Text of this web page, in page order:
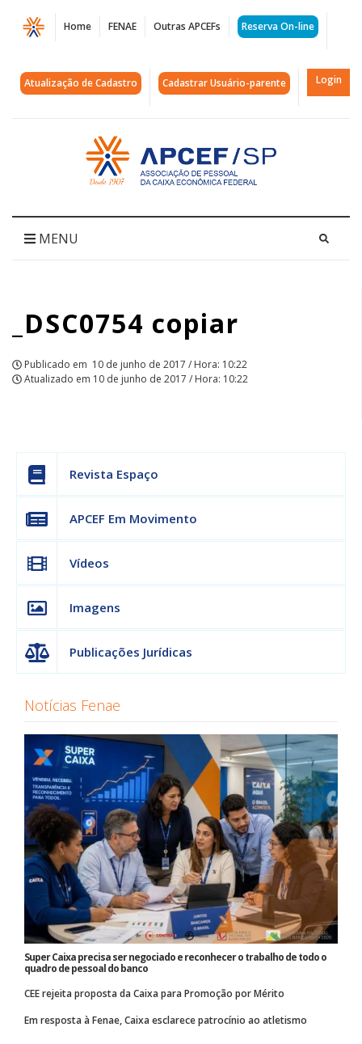
Página
_DSC0754
copiar
APCEF/SP
Home FENAE Outras APCEFs Reserva On-line
Atualização de Cadastro Cadastrar Usuário-parente Login
Acessar
página
inicial
MENU
_DSC0754 copiar
Publicado em 10 de junho de 2017 / Hora: 10:22
Atualizado em 10 de junho de 2017 / Hora: 10:22
Revista Espaço
APCEF Em Movimento
Vídeos
Imagens
Publicações Jurídicas
Notícias Fenae
Super Caixa precisa ser negociado e reconhecer o trabalho de todo o
quadro de pessoal do banco
CEE rejeita proposta da Caixa para Promoção por Mérito
Em resposta à Fenae, Caixa esclarece patrocínio ao atletismo